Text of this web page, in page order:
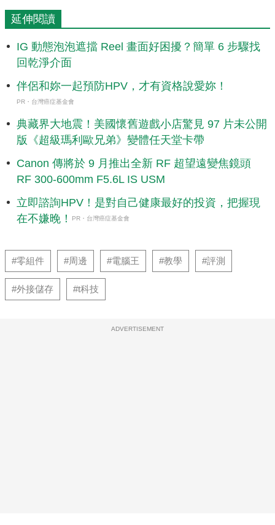
延伸閱讀
IG 動態泡泡遮擋 Reel 畫面好困擾？簡單 6 步驟找
回乾淨介面
伴侶和妳一起預防HPV，才有資格說愛妳！
PR・台灣癌症基金會
典藏界大地震！美國懷舊遊戲小店驚見 97 片未公開
版《超級瑪利歐兄弟》變體任天堂卡帶
Canon 傳將於 9 月推出全新 RF 超望遠變焦鏡頭
RF 300-600mm F5.6L IS USM
立即諮詢HPV！是對自己健康最好的投資，把握現
在不嫌晚！
PR・台灣癌症基金會
#零組件 #周邊 #電腦王 #教學 #評測
#外接儲存 #t科技
ADVERTISEMENT